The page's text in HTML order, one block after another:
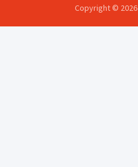
Copyright © 2026